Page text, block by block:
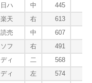
日ハ 中 445
楽天 右 613
読売 中 607
ソフ 右 491
ディ 二 568
ディ 左 574